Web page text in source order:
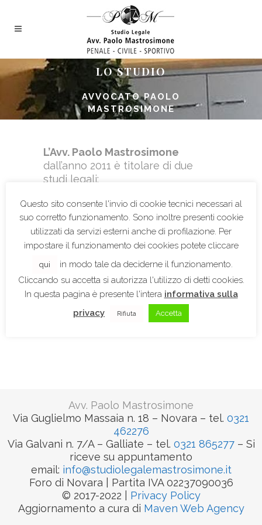
LO STUDIO
AVVOCATO PAOLO
MASTROSIMONE
L’Avv. Paolo Mastrosimone
dall’anno 2011 è titolare di due
studi legali:
Guglielmo Massaia n. 18;
il secondarioa Galliate, Via
Galvani n. 7/A ove si riceve su
appuntamento
Avv. Paolo Mastrosimone
Via Guglielmo Massaia n. 18 – Novara – tel. 0321
462276
Via Galvani n. 7/A – Galliate – tel. 0321 865277– Si
riceve su appuntamento
email: info@studiolegalemastrosimone.it
Foro di Novara | Partita IVA 02237090036
© 2017-2022 | Privacy Policy
Aggiornamento a cura di Maven Web Agency
Questo sito consente l'invio di cookie tecnici necessari al
suo corretto funzionamento. Sono inoltre presenti cookie
utilizzati da servizi esterni anche di profilazione. Per
impostare il funzionamento dei cookies potete cliccare
qui
in modo tale da deciderne il funzionamento.
Cliccando su accetta si autorizza l'utilizzo di detti cookies.
In questa pagina è presente l'intera informativa sulla
privacy
Rifiuta Accetta